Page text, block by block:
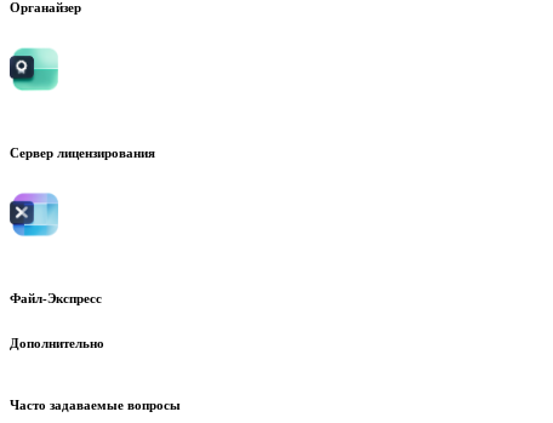
Органайзер
Сервер лицензирования
Файл-Экспресс
Дополнительно
Часто задаваемые вопросы